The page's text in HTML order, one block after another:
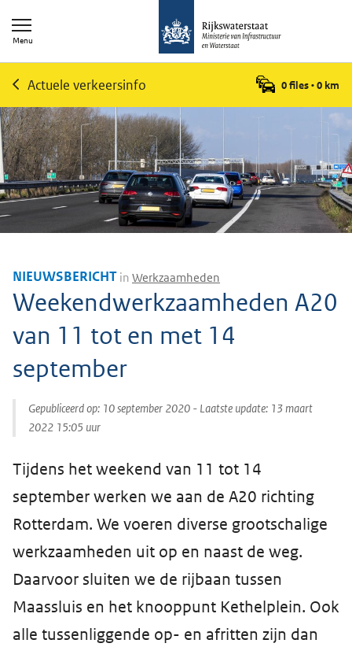
Menu
Actuele verkeersinfo 0 files•0 km
NIEUWSBERICHT in Werkzaamheden
Weekendwerkzaamheden A20
van 11 tot en met 14
september
Gepubliceerd op: 10 september 2020 - Laatste update: 13 maart
2022 15:05 uur
Tijdens het weekend van 11 tot 14
september werken we aan de A20 richting
Rotterdam. We voeren diverse grootschalige
werkzaamheden uit op en naast de weg.
Daarvoor sluiten we de rijbaan tussen
Maassluis en het knooppunt Kethelplein. Ook
alle tussenliggende op- en afritten zijn dan